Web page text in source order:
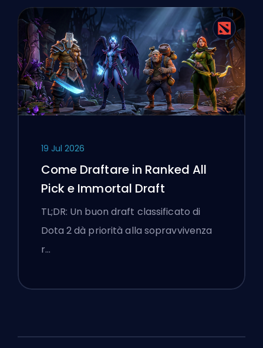
19 Jul 2026
Come Draftare in Ranked All
Pick e Immortal Draft
TL;DR: Un buon draft classificato di
Dota 2 dà priorità alla sopravvivenza
r…